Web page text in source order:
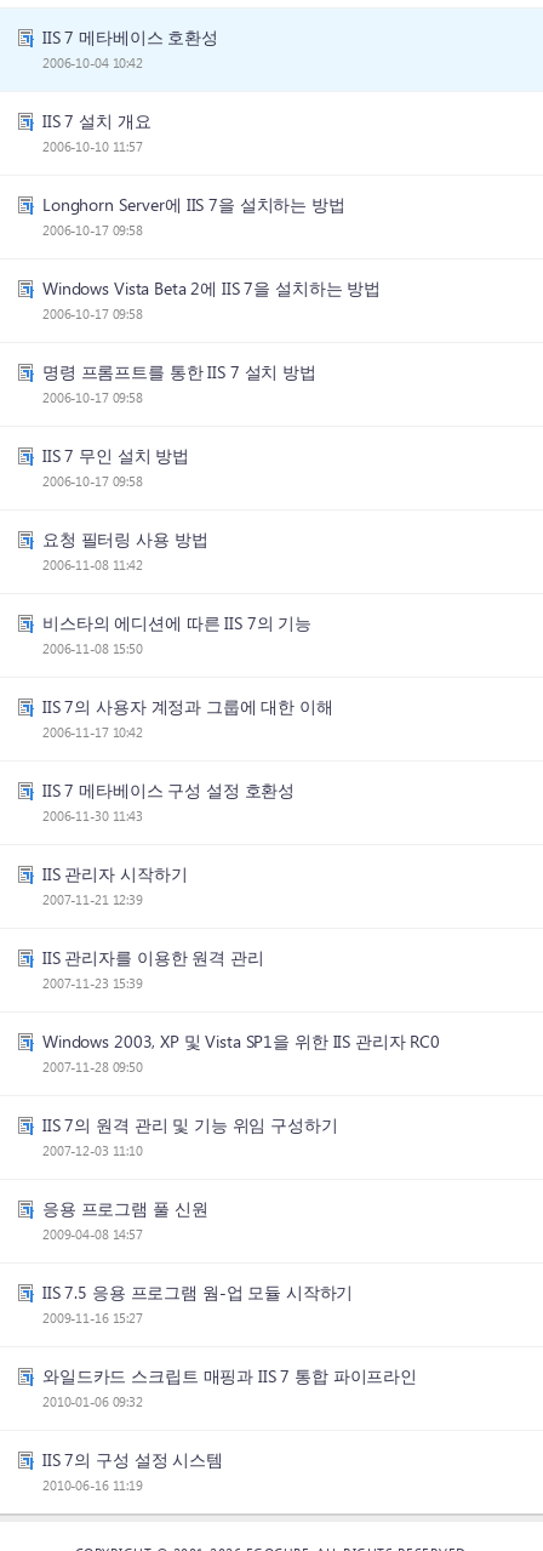
IIS 7 메타베이스 호환성
2006-10-04 10:42
IIS 7 설치 개요
2006-10-10 11:57
Longhorn Server에 IIS 7을 설치하는 방법
2006-10-17 09:58
Windows Vista Beta 2에 IIS 7을 설치하는 방법
2006-10-17 09:58
명령 프롬프트를 통한 IIS 7 설치 방법
2006-10-17 09:58
IIS 7 무인 설치 방법
2006-10-17 09:58
요청 필터링 사용 방법
2006-11-08 11:42
비스타의 에디션에 따른 IIS 7의 기능
2006-11-08 15:50
IIS 7의 사용자 계정과 그룹에 대한 이해
2006-11-17 10:42
IIS 7 메타베이스 구성 설정 호환성
2006-11-30 11:43
IIS 관리자 시작하기
2007-11-21 12:39
IIS 관리자를 이용한 원격 관리
2007-11-23 15:39
Windows 2003, XP 및 Vista SP1을 위한 IIS 관리자 RC0
2007-11-28 09:50
IIS 7의 원격 관리 및 기능 위임 구성하기
2007-12-03 11:10
응용 프로그램 풀 신원
2009-04-08 14:57
IIS 7.5 응용 프로그램 웜-업 모듈 시작하기
2009-11-16 15:27
와일드카드 스크립트 매핑과 IIS 7 통합 파이프라인
2010-01-06 09:32
IIS 7의 구성 설정 시스템
2010-06-16 11:19